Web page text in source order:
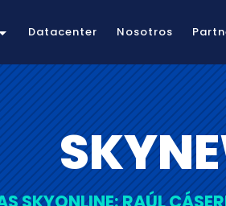
Datacenter Nosotros
SKYONLINE: RAÚL